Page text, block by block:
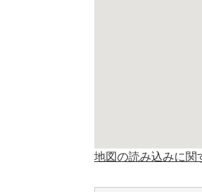
地図の読み込みに関